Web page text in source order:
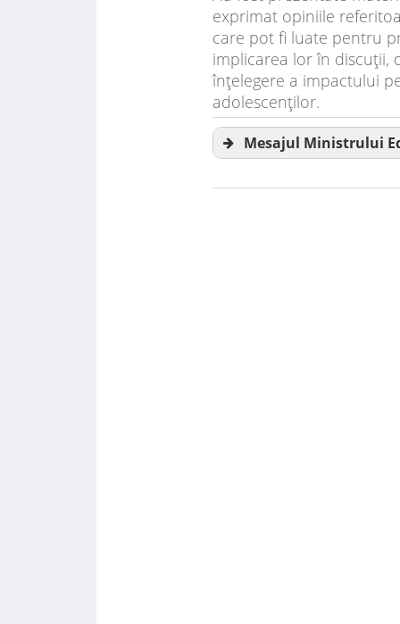
exprimat opiniile
care pot fi luate pentru
implicarea lor în discuții,
înțelegere a impactului
adolescenților.
Mesajul Ministrului